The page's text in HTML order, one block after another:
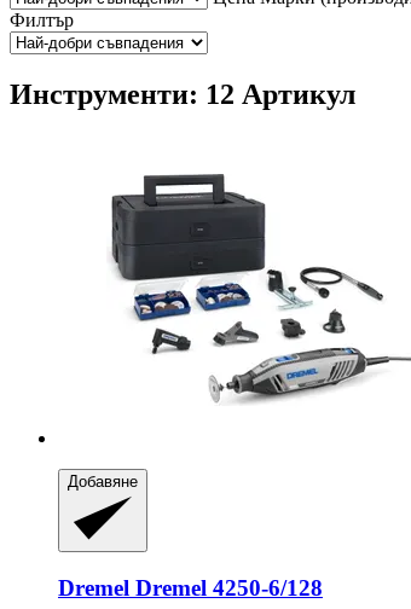
Филтър
Инструменти: 12 Артикул
Добавяне
Dremel Dremel 4250-​6/128